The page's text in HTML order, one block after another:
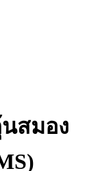
นสมอง